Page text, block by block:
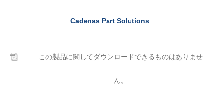
Cadenas Part Solutions
この製品に関してダウンロードできるものはありませ
ん。